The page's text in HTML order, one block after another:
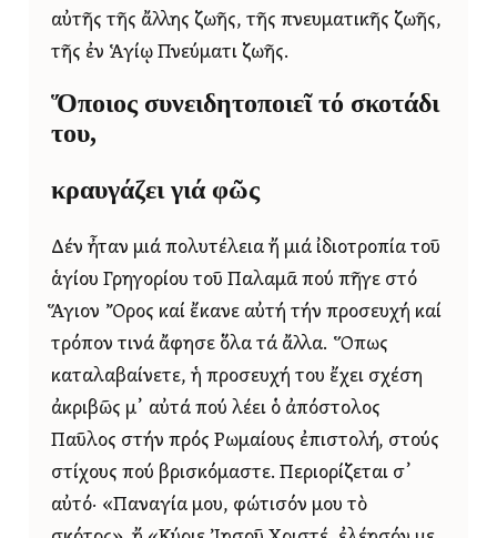
αὐτῆς τῆς ἄλλης ζωῆς, τῆς πνευματικῆς ζωῆς,
τῆς ἐν Ἁγίῳ Πνεύματι ζωῆς.
Ὅποιος συνειδητοποιεῖ τό σκοτάδι
του,
κραυγάζει γιά φῶς
Δέν ἦταν μιά πολυτέλεια ἤ μιά ἰδιοτροπία τοῦ
ἁγίου Γρηγορίου τοῦ Παλαμᾶ πού πῆγε στό
Ἅγιον Ὄρος καί ἔκανε αὐτή τήν προσευχή καί
τρόπον τινά ἄφησε ὅλα τά ἄλλα. Ὅπως
καταλαβαίνετε, ἡ προσευχή του ἔχει σχέση
ἀκριβῶς μ᾿ αὐτά πού λέει ὁ ἀπόστολος
Παῦλος στήν πρός Ρωμαίους ἐπιστολή, στούς
στίχους πού βρισκόμαστε. Περιορίζεται σ᾿
αὐτό· «Παναγία μου, φώτισόν μου τὸ